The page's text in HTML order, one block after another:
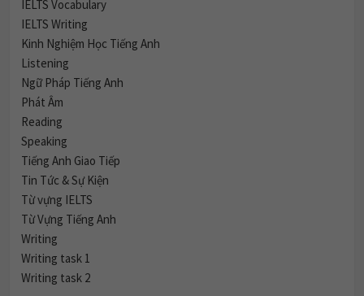
IELTS Writing
Kinh Nghiệm Học Tiếng Anh
Listening
Ngữ Pháp Tiếng Anh
Phát Âm
Reading
Speaking
Tiếng Anh Giao Tiếp
Tin Tức & Sự Kiện
Từ vựng IELTS
Từ Vựng Tiếng Anh
Writing
Writing task 1
Writing task 2